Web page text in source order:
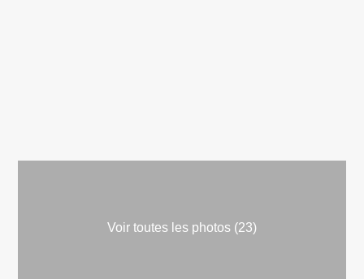
Voir toutes les photos (23)